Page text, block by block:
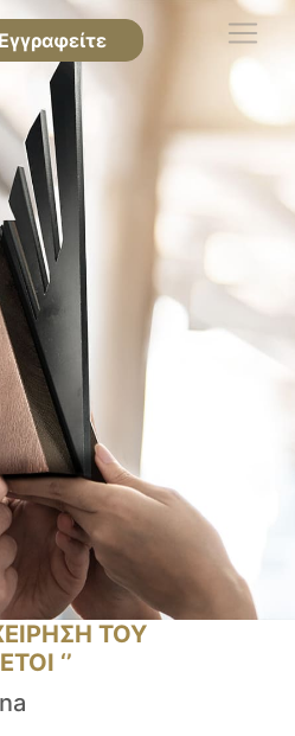
Εγγραφείτε
ΤΟΥ
‘’